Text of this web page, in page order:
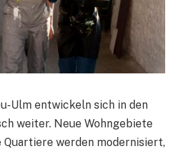
Ulm entwickeln sich in den
weiter. Neue Wohngebiete
werden modernisiert,